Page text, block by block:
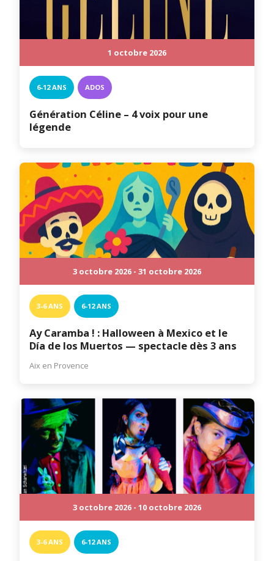
1 octobre 2026
6-12 ANS ADOS
Génération Céline – 4 voix pour une
légende
3 octobre 2026 - 31 octobre 2026
3-6 ANS 6-12 ANS
Ay Caramba ! : Halloween à Mexico et le
Día de los Muertos — spectacle dès 3 ans
Aix en Provence
3 octobre 2026 - 10 octobre 2026
3-6 ANS 6-12 ANS